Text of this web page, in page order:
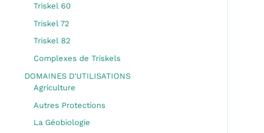
Triskel 60
Triskel 72
Triskel 82
Complexes de Triskels
DOMAINES D'UTILISATIONS
Agriculture
Autres Protections
La Géobiologie